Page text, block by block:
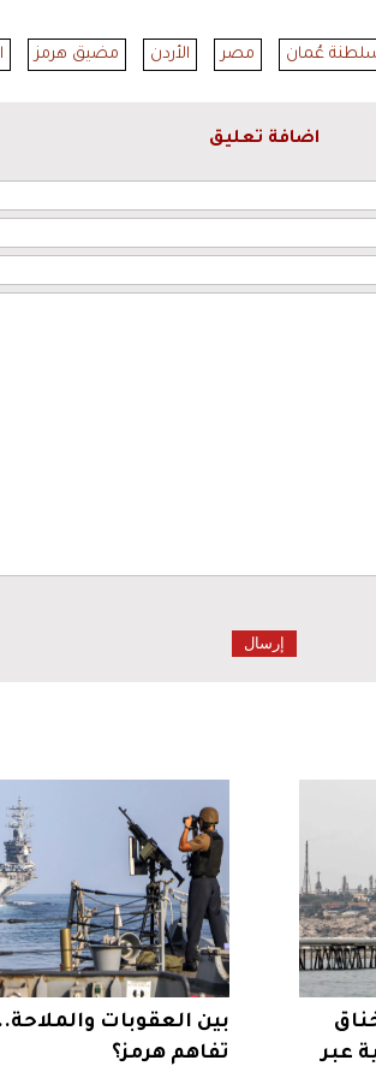
عُمان مصر الأردن مضيق هرمز
اضافة تعليق
عبر
بين العقوبات
تفاهم هرمز؟